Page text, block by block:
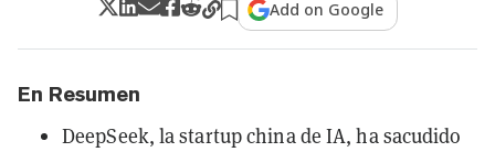
Add on Google
En Resumen
DeepSeek, la startup china de IA, ha sacudido